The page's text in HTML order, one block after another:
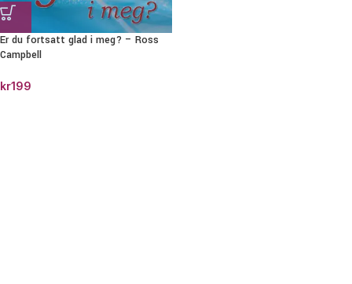
Er du fortsatt glad i meg? – Ross
Campbell
kr199